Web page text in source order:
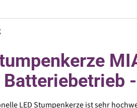
LED Stumpenkerze ist sehr